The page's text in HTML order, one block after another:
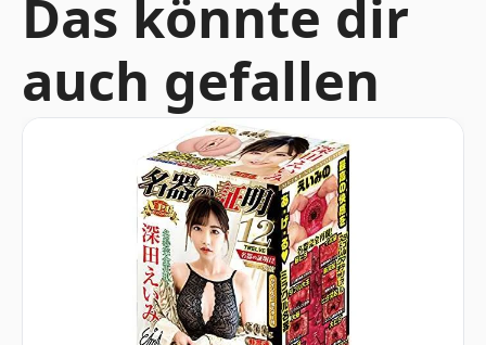
Das könnte dir
auch gefallen